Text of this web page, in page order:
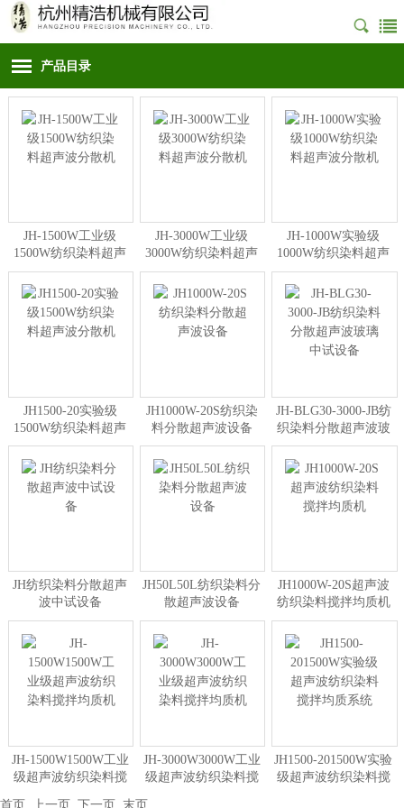
产品目录
JH-1500W工业级
1500W纺织染料超声
波分散机
JH-3000W工业级
3000W纺织染料超声
波分散机
JH-1000W实验级
1000W纺织染料超声
波分散机
JH1500-20实验级
1500W纺织染料超声
波分散机
JH1000W-20S纺织染
料分散超声波设备
JH-BLG30-3000-JB纺
织染料分散超声波玻
璃中试设备
JH纺织染料分散超声
波中试设备
JH50L50L纺织染料分
散超声波设备
JH1000W-20S超声波
纺织染料搅拌均质机
JH-1500W1500W工业
级超声波纺织染料搅
JH-3000W3000W工业
级超声波纺织染料搅
JH1500-201500W实验
级超声波纺织染料搅
首页 上一页 下一页 末页